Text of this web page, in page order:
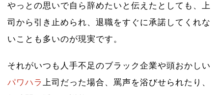
やっとの思いで自ら辞めたいと伝えたとしても、上
司から引き止められ、退職をすぐに承諾してくれな
いことも多いのが現実です。
それがいつも人手不足のブラック企業や頭おかしい
パワハラ 上司だった場合、罵声を浴びせられたり、